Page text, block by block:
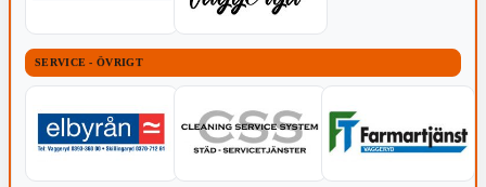
SERVICE - ÖVRIGT